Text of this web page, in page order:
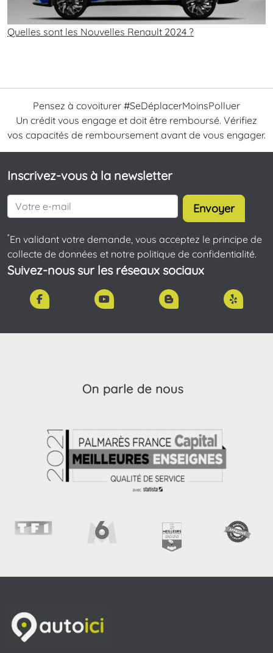
Quelles sont les Nouvelles Renault 2024 ?
Pensez à covoiturer #SeDéplacerMoinsPolluer
Un crédit vous engage et doit être remboursé. Vérifiez
vos capacités de remboursement avant de vous engager.
Inscrivez-vous à la newsletter
Envoyer
*En validant votre demande, vous acceptez le principe de
collecte de données et notre politique de confidentialité.
Suivez-nous sur les réseaux sociaux